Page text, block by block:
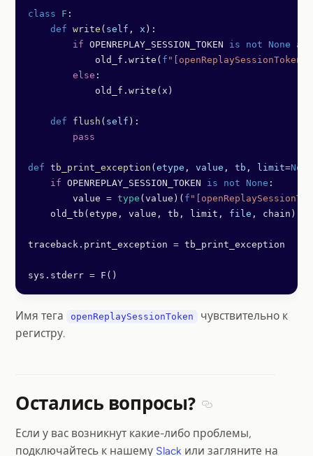
class F :
    def
write ( self , x ):
        if
OPENREPLAY_SESSION_TOKEN is not None and
            old_f.write(
f "[openReplaySessionToken=
        else
:
            old_f.write(x)
    def
flush ( self ):
        pass
def tb_print_exception ( etype , value , tb , limit=None
    if
OPENREPLAY_SESSION_TOKEN is not None :
        value
= type (value)( f
    old_tb(etype, value, tb, limit,
file , chain)
traceback.print_exception = tb_print_exception
sys.stderr = F()
Имя тега openReplaySessionToken
чувствительно к
регистру.
Остались вопросы?
Если у вас возникнут какие-либо проблемы,
подключайтесь к нашему Slack или загляните на